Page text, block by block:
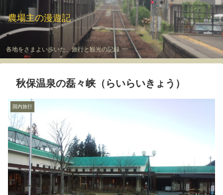
農場主の漫遊記
各地をさまよい歩いた、旅行と観光の記録
秋保温泉の磊々峡（らいらいきょう）
国内旅行